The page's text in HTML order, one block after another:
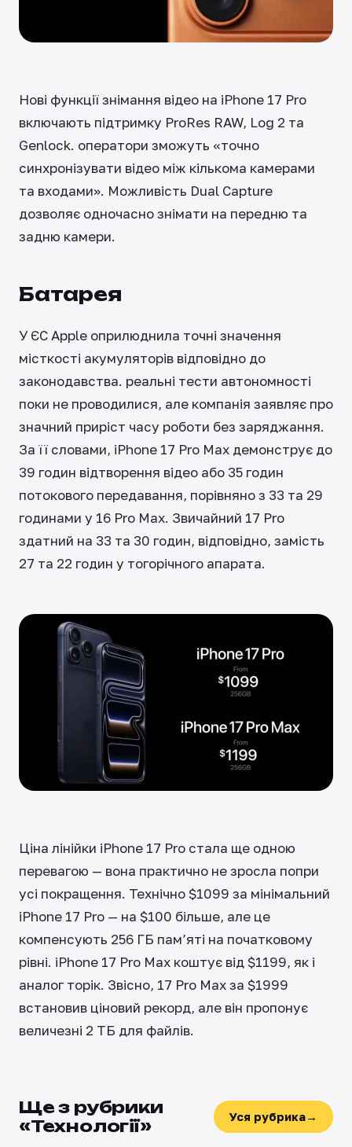
Нові функції знімання відео на iPhone 17 Pro
включають підтримку ProRes RAW, Log 2 та
Genlock. оператори зможуть «точно
синхронізувати відео між кількома камерами
та входами». Можливість Dual Capture
дозволяє одночасно знімати на передню та
задню камери.
Батарея
У ЄС Apple оприлюднила точні значення
місткості акумуляторів відповідно до
законодавства. реальні тести автономності
поки не проводилися, але компанія заявляє про
значний приріст часу роботи без заряджання.
За її словами, iPhone 17 Pro Max демонструє до
39 годин відтворення відео або 35 годин
потокового передавання, порівняно з 33 та 29
годинами у 16 Pro Max. Звичайний 17 Pro
здатний на 33 та 30 годин, відповідно, замість
27 та 22 годин у тогорічного апарата.
Ціна лінійки iPhone 17 Pro стала ще одною
перевагою — вона практично не зросла попри
усі покращення. Технічно $1099 за мінімальний
iPhone 17 Pro — на $100 більше, але це
компенсують 256 ГБ пам’яті на початковому
рівні. iPhone 17 Pro Max коштує від $1199, як і
аналог торік. Звісно, 17 Pro Max за $1999
встановив ціновий рекорд, але він пропонує
величезні 2 ТБ для файлів.
Ще з рубрики
«Технології»
Уся рубрика→